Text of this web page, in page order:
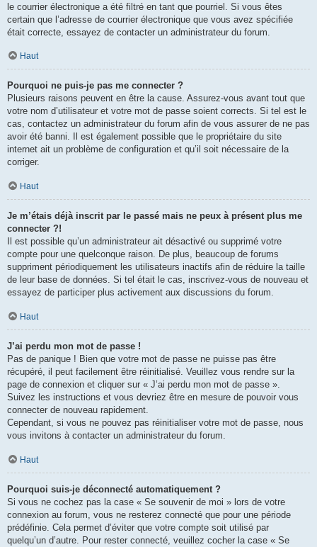
le courrier électronique a été filtré en tant que pourriel. Si vous êtes
certain que l’adresse de courrier électronique que vous avez spécifiée
était correcte, essayez de contacter un administrateur du forum.
Haut
Pourquoi ne puis-je pas me connecter ?
Plusieurs raisons peuvent en être la cause. Assurez-vous avant tout que
votre nom d’utilisateur et votre mot de passe soient corrects. Si tel est le
cas, contactez un administrateur du forum afin de vous assurer de ne pas
avoir été banni. Il est également possible que le propriétaire du site
internet ait un problème de configuration et qu’il soit nécessaire de la
corriger.
Haut
Je m’étais déjà inscrit par le passé mais ne peux à présent plus me
connecter ?!
Il est possible qu’un administrateur ait désactivé ou supprimé votre
compte pour une quelconque raison. De plus, beaucoup de forums
suppriment périodiquement les utilisateurs inactifs afin de réduire la taille
de leur base de données. Si tel était le cas, inscrivez-vous de nouveau et
essayez de participer plus activement aux discussions du forum.
Haut
J’ai perdu mon mot de passe !
Pas de panique ! Bien que votre mot de passe ne puisse pas être
récupéré, il peut facilement être réinitialisé. Veuillez vous rendre sur la
page de connexion et cliquer sur « J’ai perdu mon mot de passe ».
Suivez les instructions et vous devriez être en mesure de pouvoir vous
connecter de nouveau rapidement.
Cependant, si vous ne pouvez pas réinitialiser votre mot de passe, nous
vous invitons à contacter un administrateur du forum.
Haut
Pourquoi suis-je déconnecté automatiquement ?
Si vous ne cochez pas la case « Se souvenir de moi » lors de votre
connexion au forum, vous ne resterez connecté que pour une période
prédéfinie. Cela permet d’éviter que votre compte soit utilisé par
quelqu’un d’autre. Pour rester connecté, veuillez cocher la case « Se